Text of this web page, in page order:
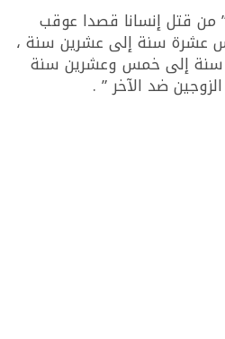
547 على : ” من قتل إنسانا قصدا عوقب
عشرة سنة إلى عشرين سنة ،
سنة إلى خمس وعشرين سنة
ضد الآخر ” .